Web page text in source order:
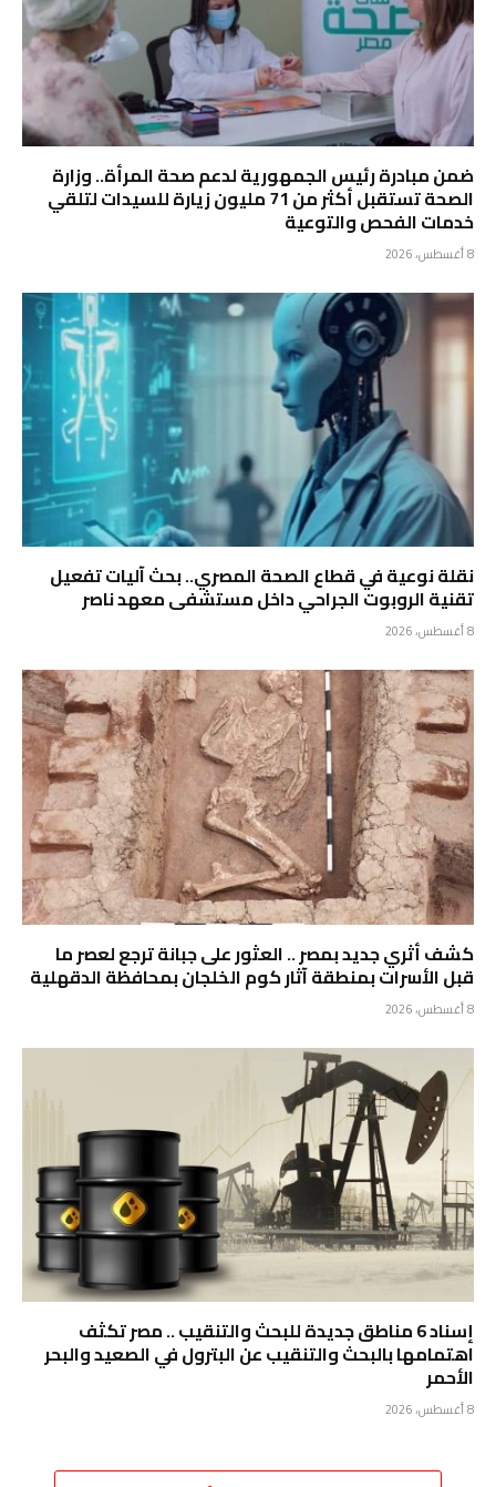
ضمن مبادرة رئيس الجمهورية لدعم صحة المرأة.. وزارة
الصحة تستقبل أكثر من 71 مليون زيارة للسيدات لتلقي
خدمات الفحص والتوعية
8 أغسطس، 2026
نقلة نوعية في قطاع الصحة المصري.. بحث آليات تفعيل
تقنية الروبوت الجراحي داخل مستشفى معهد ناصر
8 أغسطس، 2026
كشف أثري جديد بمصر .. ⁠العثور على جبانة ترجع لعصر ما
قبل الأسرات بمنطقة آثار كوم الخلجان بمحافظة الدقهلية
8 أغسطس، 2026
إسناد 6 مناطق جديدة للبحث والتنقيب .. مصر تكثف
اهتمامها بالبحث والتنقيب عن البترول في الصعيد والبحر
الأحمر
8 أغسطس، 2026